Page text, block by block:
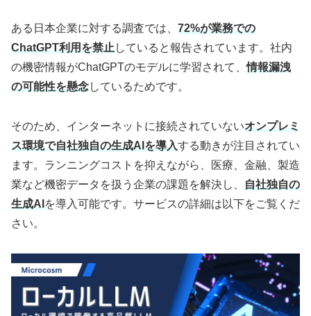
ある日本企業に対する調査では、 72%が業務での
ChatGPT利用を禁止 していると報告されています。社内
の機密情報がChatGPTのモデルに学習されて、情報漏洩
の可能性を懸念しているためです。
そのため、インターネットに接続されていないオンプレミ
ス環境で自社独自の生成AIを導入する動きが注目されてい
ます。ランニングコストを抑えながら、医療、金融、製造
業など機密データを扱う企業の課題を解決し、
自社独自の
生成AI を導入可能です。サービスの詳細は以下をご覧くだ
さい。